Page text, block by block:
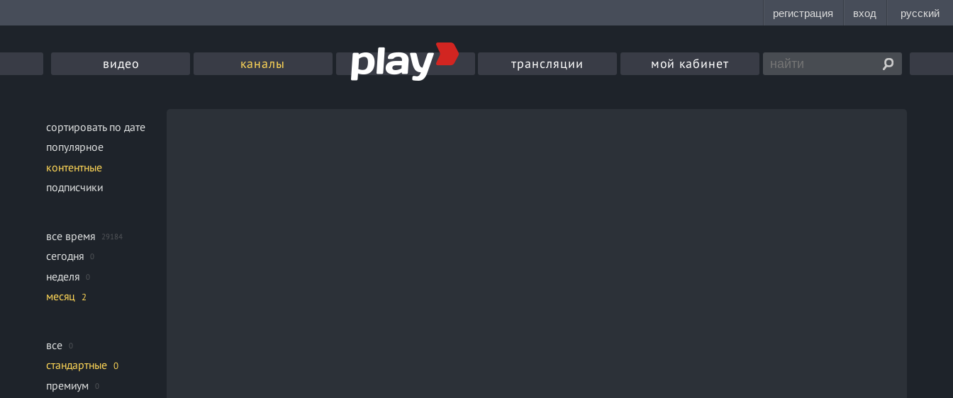
видео каналы трансляции мой кабинет
сортировать по дате
популярное
контентные
подписчики
все время 29184
сегодня 0
неделя 0
месяц 2
все 0
стандартные 0
премиум 0